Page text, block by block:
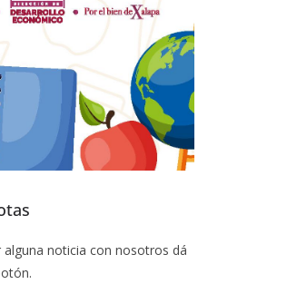
alguna noticia con nosotros dá